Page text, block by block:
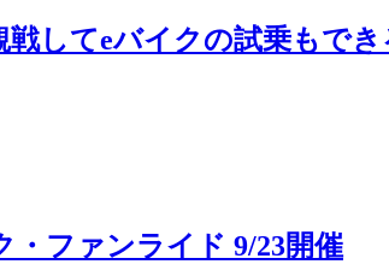
戦してeバイクの試乗もでき
・ファンライド 9/23開催